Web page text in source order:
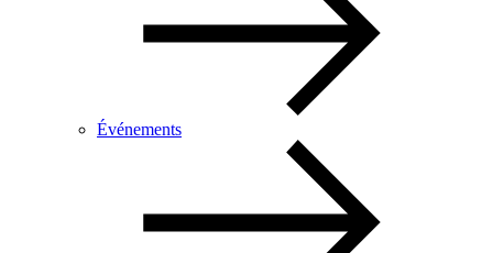
Événements